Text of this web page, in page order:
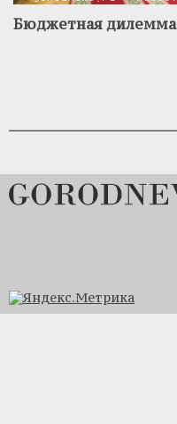
Бюджетная дилемма